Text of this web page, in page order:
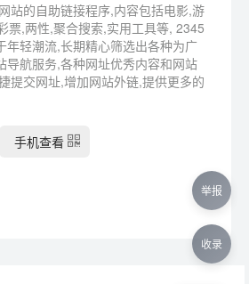
站的自助链接程序,内容包括电影,游
票,两性,聚合搜索,实用工具等, 2345
年轻潮流,长期精心筛选出各种为广
导航服务,各种网址优秀内容和网站
提交网址,增加网站外链,提供更多的
手机查看
举报
收录